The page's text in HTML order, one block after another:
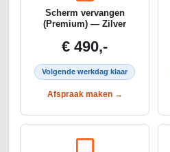
Scherm vervangen
(Premium) — Zilver
€ 490,-
Volgende werkdag klaar
Afspraak maken →